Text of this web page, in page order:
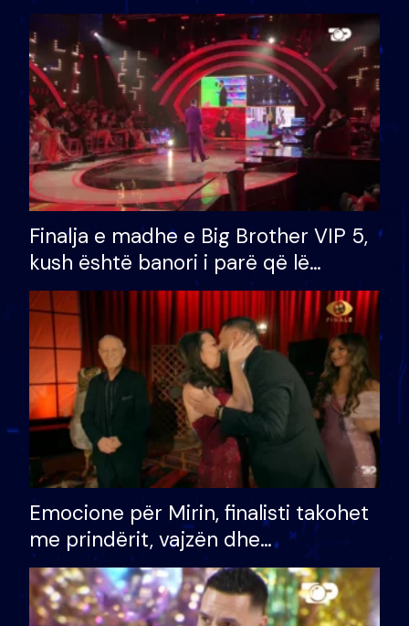
Finalja e madhe e Big Brother VIP 5,
kush është banori i parë që lë
shtëpinë dhe humb mundësinë për
të fituar çmimin e madh
Emocione për Mirin, finalisti takohet
me prindërit, vajzën dhe
bashkëshorten: S’kemi ndonjë letër
divorci apo jo?